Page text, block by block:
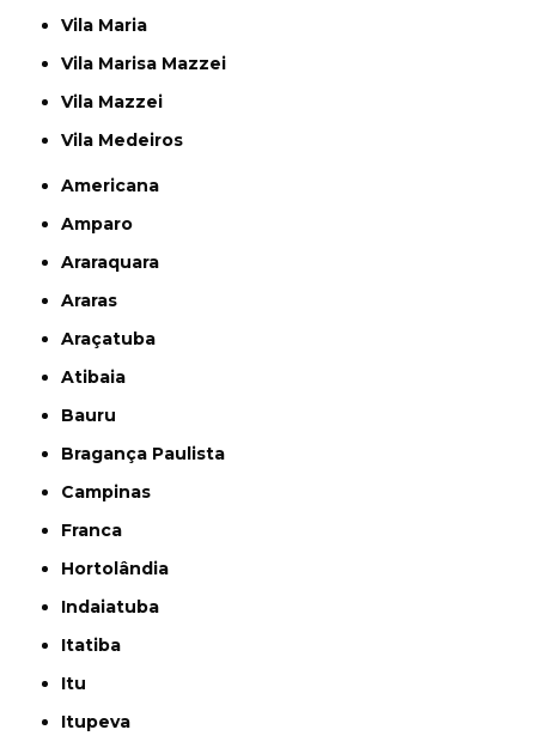
Vila Maria
Vila Marisa Mazzei
Vila Mazzei
Vila Medeiros
Americana
Amparo
Araraquara
Araras
Araçatuba
Atibaia
Bauru
Bragança Paulista
Campinas
Franca
Hortolândia
Indaiatuba
Itatiba
Itu
Itupeva